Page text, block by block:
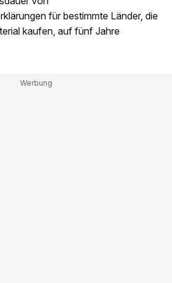
für bestimmte Länder, die
kaufen, auf fünf Jahre